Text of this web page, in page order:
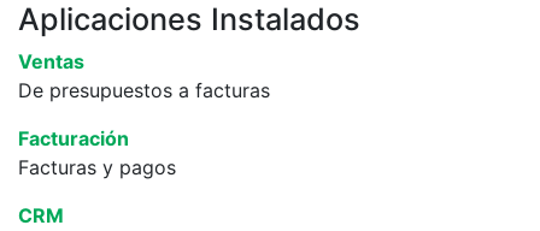
Aplicaciones Instalados
Ventas
De presupuestos a facturas
Facturación
Facturas y pagos
CRM